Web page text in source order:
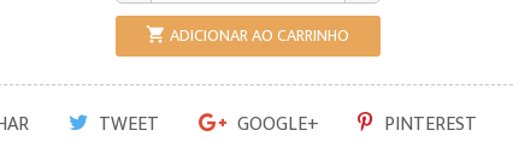
 ADICIONAR AO CARRINHO
TWEET GOOGLE+ PINTEREST